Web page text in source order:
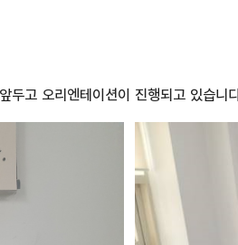
두고 오리엔테이션이 진행되고 있습니